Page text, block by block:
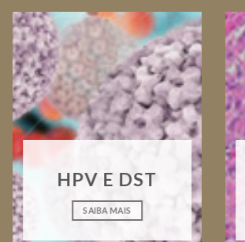
HPV E DST
SAIBA MAIS